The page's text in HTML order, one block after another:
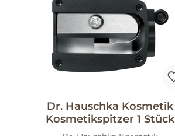
Dr. Hauschka Kosmetik
Kosmetikspitzer 1 Stück